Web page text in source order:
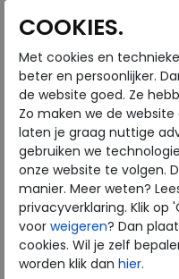
Gabor
Piedi Nudi
Pikolinos
Solidus
Think
Waldlaufer
Westland
Wolky
Herenschoenen
Australian
Birkenstock
Clarks
COOKIES.
Met cookies en
beter en persoonlijker.
de website goed. Ze
Zo maken we de
laten je graag nuttige
gebruiken we
onze website te volgen.
manier. Meer weten?
privacyverklaring. Klik op
voor weigeren? Dan
cookies. Wil je zelf
worden klik dan hier.